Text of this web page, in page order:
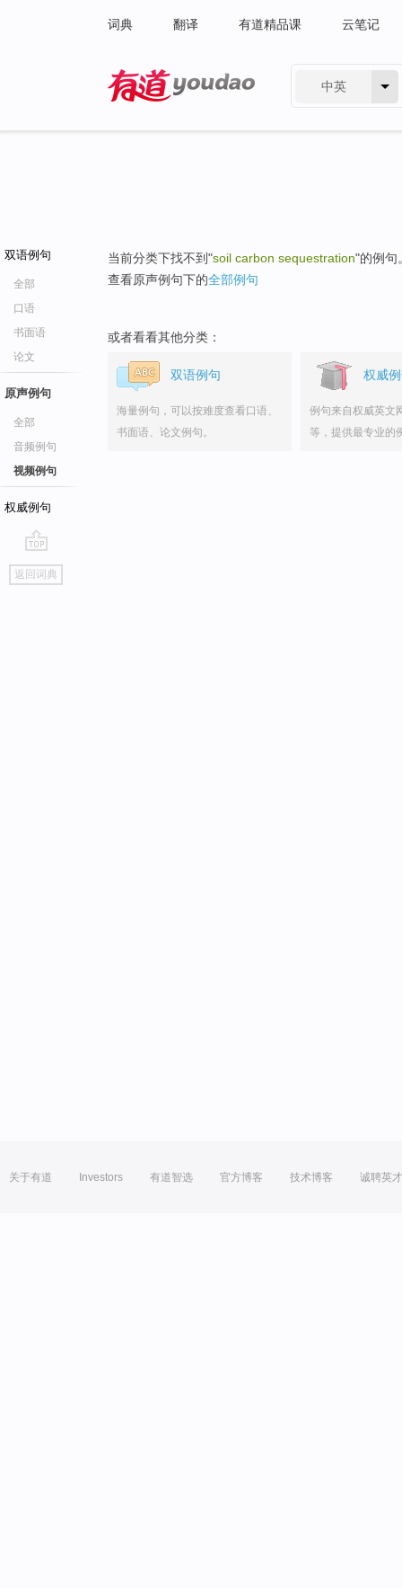
词典 翻译 有道精品课 云笔记
中英
双语例句
全部
口语
书面语
论文
原声例句
全部
音频例句
视频例句
权威例句
go
top
返回词典
当前分类下找不到"soil carbon sequestration"的例句
查看原声例句下的全部例句
或者看看其他分类：
双语例句
海量例句，可以按难度查看口语、
书面语、论文例句。
权威
例句来自权威英文
等，提供最专业的
关于有道 Investors 有道智选 官方博客 技术博客 诚聘英才